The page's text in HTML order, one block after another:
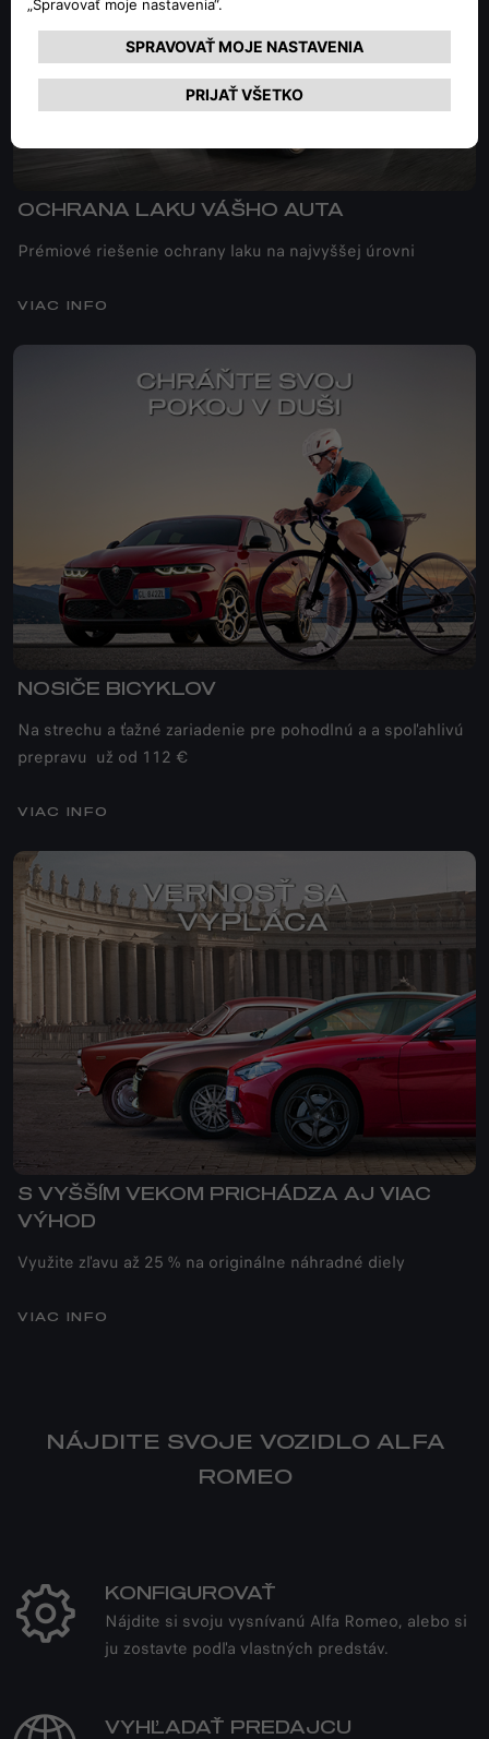
OCHRANA LAKU VÁŠHO AUTA
Prémiové riešenie ochrany laku na najvyššej úrovni
VIAC INFO
NOSIČE BICYKLOV
Na strechu a ťažné zariadenie pre pohodlnú a a spoľahlivú
prepravu už od 112 €
VIAC INFO
S VYŠŠÍM VEKOM PRICHÁDZA AJ VIAC
VÝHOD
Využite zľavu až 25 % na originálne náhradné diely
VIAC INFO
NÁJDITE SVOJE VOZIDLO ALFA
ROMEO
KONFIGUROVAŤ
Nájdite si svoju vysnívanú Alfa Romeo, alebo si
ju zostavte podľa vlastných predstáv.
VYHĽADAŤ PREDAJCU